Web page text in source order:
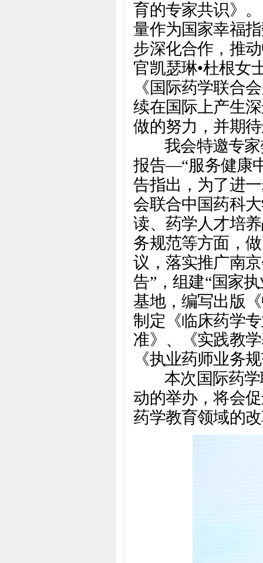
育的专家共识》
量作为国家幸福
步深化合作，推
官凯瑟琳•杜根女
《国际药学联合
续在国际上产生
做的努力，并期
我会特邀专家
报告—“服务健康
告指出，为了进
会联合中国药科
读、药学人才培
务规范等方面，
议，落实推广南
告”，组建“国家
基地，编写出版
制定《临床药学
准》、《实践教
《执业药师业务
本次国际药学
动的举办，将会
药学教育领域的